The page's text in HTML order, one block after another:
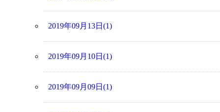
2019年09月13日(1)
2019年09月10日(1)
2019年09月09日(1)